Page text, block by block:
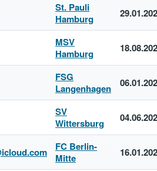
St. Pauli
Hamburg
MSV
Hamburg
FSG
Langenhagen
SV
Wittersburg
FC Berlin-
Mitte